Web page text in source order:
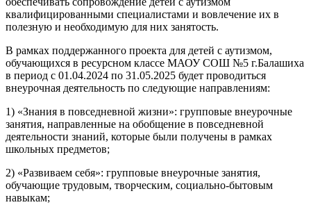
квалифицированными специалистами и вовлечение их в
полезную и необходимую для них занятость.
В рамках поддержанного проекта для детей с аутизмом,
обучающихся в ресурсном классе МАОУ СОШ №5 г.Балашиха
в период с 01.04.2024 по 31.05.2025 будет проводиться
внеурочная деятельность по следующие направлениям:
1) «Знания в повседневной жизни»: групповые внеурочные
занятия, направленные на обобщение в повседневной
деятельности знаний, которые были получены в рамках
школьных предметов;
2) «Развиваем себя»: групповые внеурочные занятия,
обучающие трудовым, творческим, социально-бытовым
навыкам;